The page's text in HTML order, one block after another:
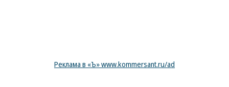
Реклама в «Ъ» www.kommersant.ru/ad